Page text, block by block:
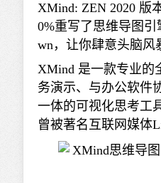
XMind: ZEN 2020 版
0%重写了思维导图
wn，让你肆意头脑风
XMind 是一款专业的
务演示、与办公软件
一体的可视化思考工
曾被著名互联网媒体